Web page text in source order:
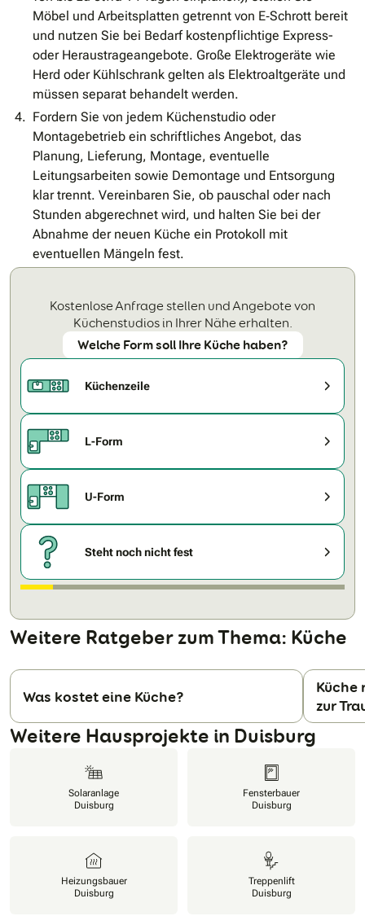
Möbel und Arbeitsplatten getrennt von E‐Schrott bereit
und nutzen Sie bei Bedarf kostenpflichtige Express-
oder Heraustrageangebote. Große Elektrogeräte wie
Herd oder Kühlschrank gelten als Elektroaltgeräte und
müssen separat behandelt werden.
Fordern Sie von jedem Küchenstudio oder
Montagebetrieb ein schriftliches Angebot, das
Planung, Lieferung, Montage, eventuelle
Leitungsarbeiten sowie Demontage und Entsorgung
klar trennt. Vereinbaren Sie, ob pauschal oder nach
Stunden abgerechnet wird, und halten Sie bei der
Abnahme der neuen Küche ein Protokoll mit
eventuellen Mängeln fest.
Kostenlose Anfrage stellen und Angebote von
Küchenstudios in Ihrer Nähe erhalten.
Welche Form soll Ihre Küche haben?
Küchenzeile
L-Form
U-Form
Steht noch nicht fest
Weitere Ratgeber zum Thema: Küche
Was kostet eine Küche?
Küche
zur
Weitere Hausprojekte in Duisburg
Solaranlage
Duisburg
Fensterbauer
Duisburg
Heizungsbauer
Duisburg
Treppenlift
Duisburg